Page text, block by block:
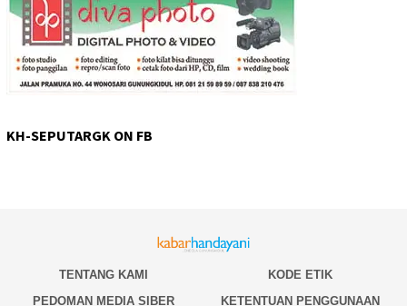
KH-SEPUTARGK ON FB
TENTANG KAMI
KODE ETIK
PEDOMAN MEDIA SIBER
KETENTUAN PENGGUNAAN